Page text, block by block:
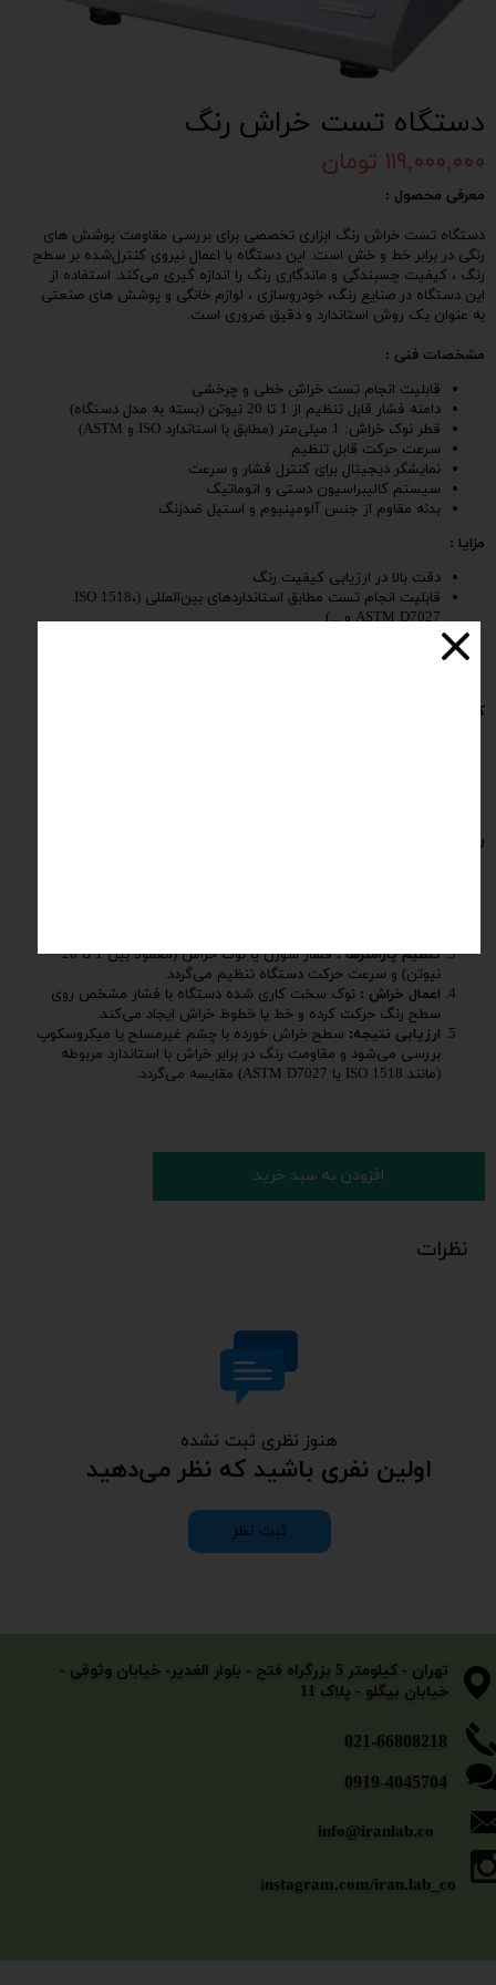
دستگاه تست خراش رنگ
۱۱۹,۰۰۰,۰۰۰ تومان
معرفی محصول :
دستگاه تست خراش رنگ ابزاری تخصصی برای بررسی مقاومت پوشش‌ های
رنگی در برابر خط و خش است. این دستگاه با اعمال نیروی کنترل‌شده بر سطح
رنگ ، کیفیت چسبندگی و ماندگاری رنگ را اندازه‌ گیری می‌کند. استفاده از
این دستگاه در صنایع رنگ، خودروسازی ، لوازم خانگی و پوشش‌ های صنعتی
به‌ عنوان یک روش استاندارد و دقیق ضروری است.
مشخصات فنی :
قابلیت انجام تست خراش خطی و چرخشی
دامنه فشار قابل تنظیم از 1 تا 20 نیوتن (بسته به مدل دستگاه)
قطر نوک خراش: 1 میلی‌متر (مطابق با استاندارد ISO و ASTM)
سرعت حرکت قابل تنظیم
نمایشگر دیجیتال برای کنترل فشار و سرعت
سیستم کالیبراسیون دستی و اتوماتیک
بدنه مقاوم از جنس آلومینیوم و استیل ضدزنگ
مزایا :
دقت بالا در ارزیابی کیفیت رنگ
قابلیت انجام تست مطابق استانداردهای بین‌المللی (ISO 1518،
ASTM D7027 و ...)
کاربردها :
روش انجام آزمون :
تنظیم پارامترها :
فشار سوزن یا نوک خراش (معمولاً بین 1 تا 20
نیوتن) و سرعت حرکت دستگاه تنظیم می‌گردد.
اعمال خراش : نوک سخت‌ کاری‌ شده دستگاه با فشار مشخص روی
سطح رنگ حرکت کرده و خط یا خطوط خراش ایجاد می‌کند.
ارزیابی نتیجه: سطح خراش‌ خورده با چشم غیرمسلح یا میکروسکوپ
بررسی می‌شود و مقاومت رنگ در برابر خراش با استاندارد مربوطه
(مانند ISO 1518 یا ASTM D7027) مقایسه می‌گردد.
افزودن به سبد خرید
نظرات
هنوز نظری ثبت نشده
اولین نفری باشید که نظر می‌دهید
ثبت نظر
​​​​​021-66808218
0919-4045704
​​​​​​​تهران - کیلومتر 5 بزرگراه فتح - بلوار الغدیر- خیابان وثوقی -
خیابان بیگلو - پلاک 11
info@iranlab.co
instagram.com/iran.lab_co